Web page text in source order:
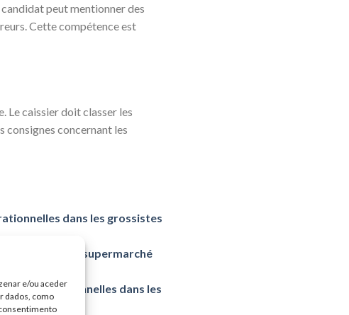
e/ou aceder
dados, como
peut mentionner des
Cette compétence est
Le caissier doit classer les
consignes concernant les
dans les grossistes
en supermarché
opérationnelles dans les